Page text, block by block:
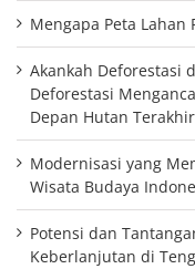
Mengapa Peta Lahan
Akankah Deforestasi
Deforestasi
Depan Hutan
Modernisasi yang
Wisata Budaya
Potensi dan
Keberlanjutan di